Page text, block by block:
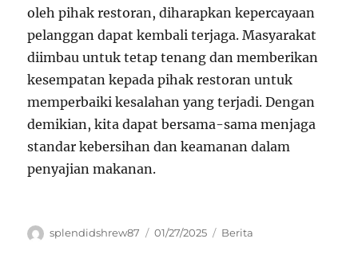
oleh pihak restoran, diharapkan kepercayaan
pelanggan dapat kembali terjaga. Masyarakat
diimbau untuk tetap tenang dan memberikan
kesempatan kepada pihak restoran untuk
memperbaiki kesalahan yang terjadi. Dengan
demikian, kita dapat bersama-sama menjaga
standar kebersihan dan keamanan dalam
penyajian makanan.
Author
splendidshrew87
Posted
01/27/2025 Categories
Berita